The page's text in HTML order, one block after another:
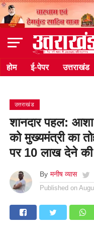
होम ई-पेपर उत्तराखंड
उत्तराखंड
शानदार पहल: आशा
को मुख्यमंत्री का
पर 10 लाख देने की
By मनीष व्यास
Published on